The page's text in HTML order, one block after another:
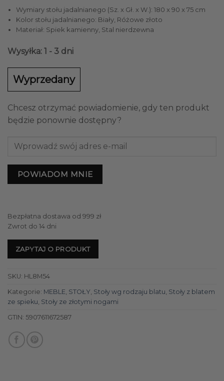
Wymiary stołu jadalnianego (Sz. x Gł. x W.): 180 x 90 x 75 cm
Kolor stołu jadalnianego: Biały, Różowe złoto
Materiał: Spiek kamienny, Stal nierdzewna
Wysyłka: 1 - 3 dni
Wyprzedany
Chcesz otrzymać powiadomienie, gdy ten produkt
będzie ponownie dostępny?
POWIADOM MNIE
Bezpłatna dostawa od 999 zł
Zwrot do 14 dni
ZAPYTAJ O PRODUKT
SKU: HL8M54
Kategorie: MEBLE, STOŁY, Stoły wg rodzaju blatu, Stoły z blatem
ze spieku, Stoły ze złotymi nogami
GTIN: 5907611672587